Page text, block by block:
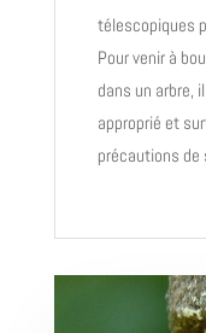
télescopiques
Pour venir à
dans un arbre,
approprié et
précautions de